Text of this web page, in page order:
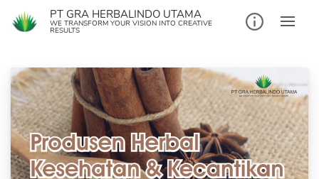
PT GRA HERBALINDO UTAMA
WE TRANSFORM YOUR VISION INTO CREATIVE
RESULTS